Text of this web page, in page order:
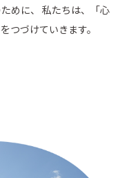
めに、 私たちは、「心
つづけていきます。